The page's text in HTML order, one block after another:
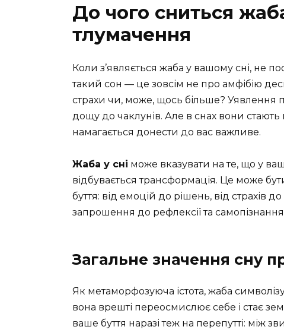
До чого сниться
тлумачення
Коли з’являється жаба у вашому сні, не
такий сон — це зовсім не про амфібію
страхи чи, може, щось більше? Уявлення
дощу до чаклунів. Але в снах вони стають
намагається донести до вас важливе.
Жаба у сні може вказувати на те, що у
відбувається трансформація. Це може
буття: від емоцій до рішень, від страхів
запрошення до рефлексії та
Загальне значення сну
Як метаморфозуюча істота, жаба
вона врешті переосмислює себе і стає
ваше буття наразі теж на перепутті: між